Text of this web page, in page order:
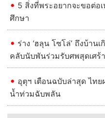
5 สิ่งที่พระอยากจะขอต่อ
ศึกษา
ร่าง ‘ฮลุน โซโล่’ ถึงบ้า
คลับนับพันร่วมรับศพสุดเศร้า
อุตุฯ เตือนฉบับล่าสุด ไท
น้ำท่วมฉับพลัน